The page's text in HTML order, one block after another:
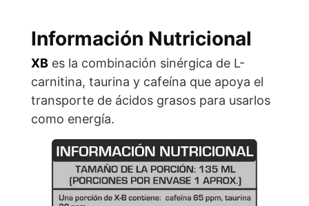
Información Nutricional
XBes la combinación sinérgica de L-
carnitina, taurina y cafeína que apoya el
transporte de ácidos grasos para usarlos
como energía.